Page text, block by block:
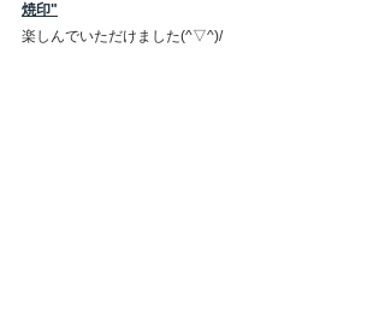
焼印"
楽しんでいただけました(^▽^)/